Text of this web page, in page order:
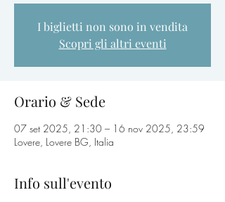
I biglietti non sono in vendita
Scopri gli altri eventi
Orario & Sede
07 set 2025, 21:30 – 16 nov 2025, 23:59
Lovere, Lovere BG, Italia
Info sull'evento